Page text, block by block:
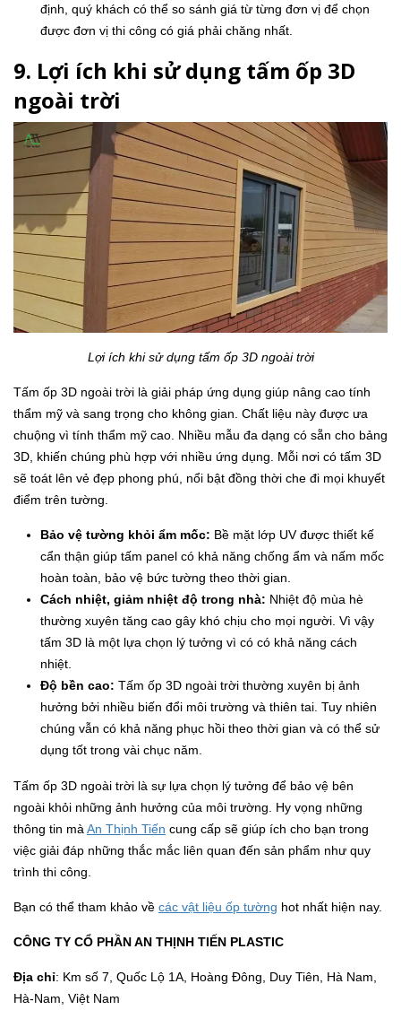
định, quý khách có thể so sánh giá từ từng đơn vị để chọn
được đơn vị thi công có giá phải chăng nhất.
9. Lợi ích khi sử dụng tấm ốp 3D
ngoài trời
Lợi ích khi sử dụng tấm ốp 3D ngoài trời
Tấm ốp 3D ngoài trời là giải pháp ứng dụng giúp nâng cao tính
thẩm mỹ và sang trọng cho không gian. Chất liệu này được ưa
chuộng vì tính thẩm mỹ cao. Nhiều mẫu đa dạng có sẵn cho bảng
3D, khiến chúng phù hợp với nhiều ứng dụng. Mỗi nơi có tấm 3D
sẽ toát lên vẻ đẹp phong phú, nổi bật đồng thời che đi mọi khuyết
điểm trên tường.
Bảo vệ tường khỏi ẩm mốc: Bề mặt lớp UV được thiết kế
cẩn thận giúp tấm panel có khả năng chống ẩm và nấm mốc
hoàn toàn, bảo vệ bức tường theo thời gian.
Cách nhiệt, giảm nhiệt độ trong nhà: Nhiệt độ mùa hè
thường xuyên tăng cao gây khó chịu cho mọi người. Vì vậy
tấm 3D là một lựa chọn lý tưởng vì có có khả năng cách
nhiệt.
Độ bền cao: Tấm ốp 3D ngoài trời thường xuyên bị ảnh
hưởng bởi nhiều biến đổi môi trường và thiên tai. Tuy nhiên
chúng vẫn có khả năng phục hồi theo thời gian và có thể sử
dụng tốt trong vài chục năm.
Tấm ốp 3D ngoài trời là sự lựa chọn lý tưởng để bảo vệ bên
ngoài khỏi những ảnh hưởng của môi trường. Hy vọng những
thông tin mà An Thịnh Tiến cung cấp sẽ giúp ích cho bạn trong
việc giải đáp những thắc mắc liên quan đến sản phẩm như quy
trình thi công.
Bạn có thể tham khảo về các vật liệu ốp tường hot nhất hiện nay.
CÔNG TY CỔ PHẦN AN THỊNH TIẾN PLASTIC
Địa chỉ: Km số 7, Quốc Lộ 1A, Hoàng Đông, Duy Tiên, Hà Nam,
Hà-Nam, Việt Nam